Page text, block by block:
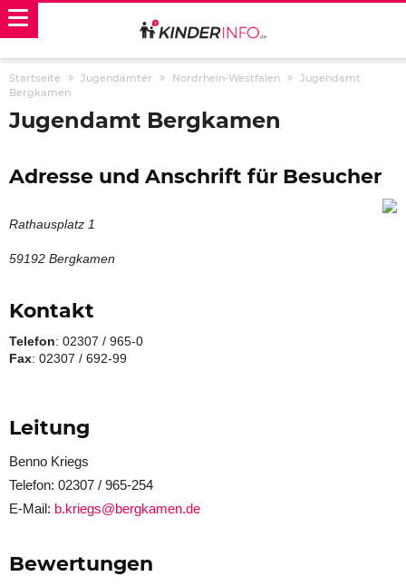
Startseite Jugendämter Nordrhein-Westfalen
Jugendamt
Bergkamen
Jugendamt Bergkamen
Adresse und Anschrift für Besucher
Rathausplatz 1
59192 Bergkamen
Kontakt
Telefon: 02307 / 965-0
Fax: 02307 / 692-99
Leitung
Benno Kriegs
Telefon: 02307 / 965-254
E-Mail: b.kriegs@bergkamen.de
Bewertungen